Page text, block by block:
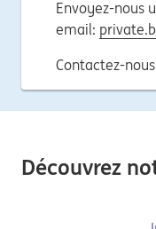
Envoyez-nous
email:
Contactez-
Découvrez